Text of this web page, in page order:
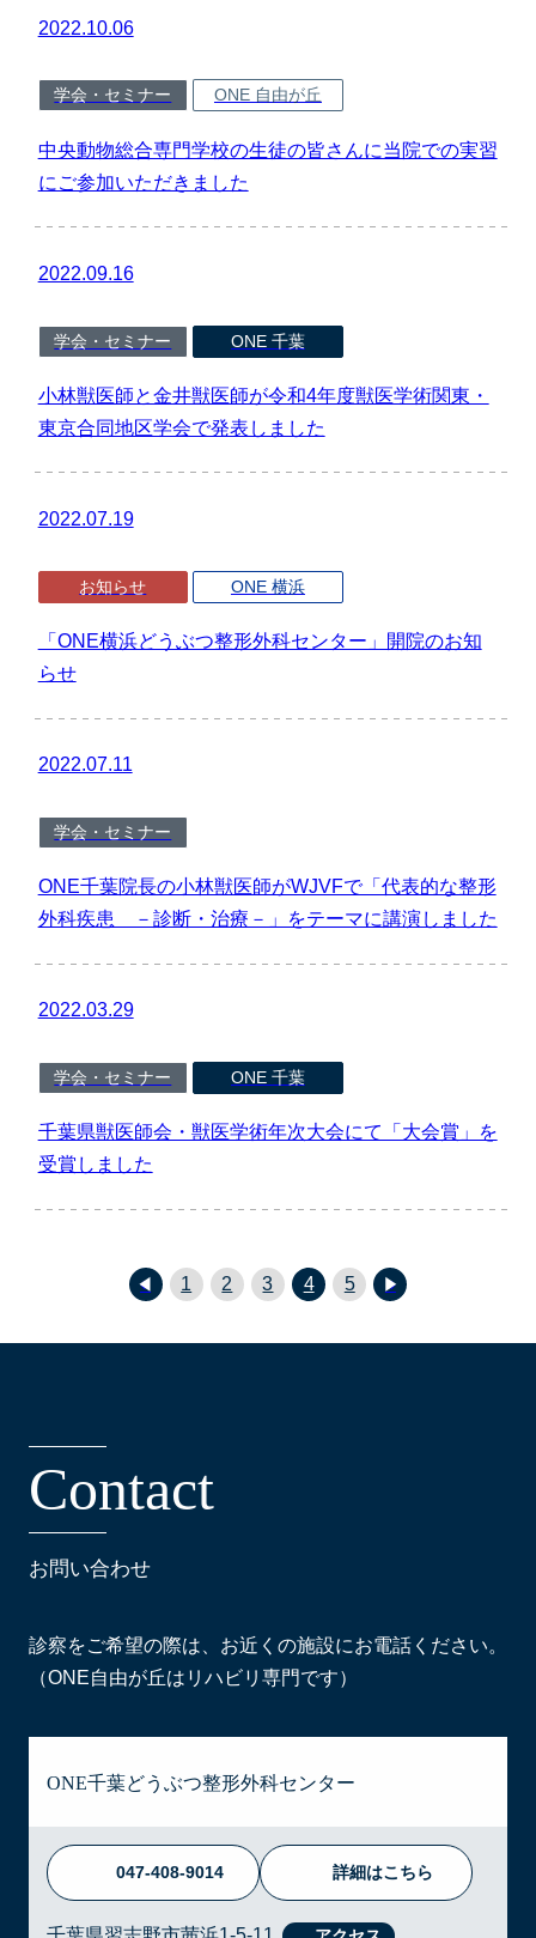
2022.10.06
学会・セミナー ONE 自由が丘
中央動物総合専門学校の生徒の皆さんに当院での実習
にご参加いただきました
2022.09.16
学会・セミナー ONE 千葉
小林獣医師と金井獣医師が令和4年度獣医学術関東・
東京合同地区学会で発表しました
2022.07.19
お知らせ ONE 横浜
「ONE横浜どうぶつ整形外科センター」開院のお知
らせ
2022.07.11
学会・セミナー
ONE千葉院長の小林獣医師がWJVFで「代表的な整形
外科疾患 －診断・治療－」をテーマに講演しました
2022.03.29
学会・セミナー ONE 千葉
千葉県獣医師会・獣医学術年次大会にて「大会賞」を
受賞しました
« 1 2 3 4 5 »
Contact
お問い合わせ
診察をご希望の際は、お近くの施設にお電話ください。
（ONE自由が丘はリハビリ専門です）
ONE千葉どうぶつ整形外科センター
047-408-9014 詳細はこちら